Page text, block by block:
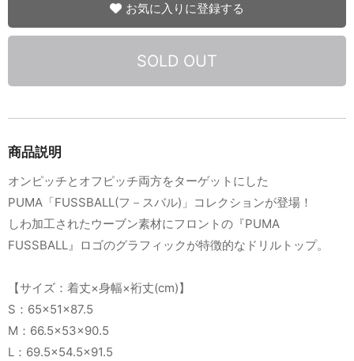
お気に入りに登録する
SOLD OUT
商品説明
オンピッチとオフピッチ両方をターゲットにした
PUMA「FUSSBALL(フ－スバル)」コレクションが登場！
しわ加工されたウーブン素材にフロントの『PUMA
FUSSBALL』ロゴのグラフィックが特徴的なドリルトップ。
【サイズ：着丈×身幅×裄丈(cm)】
S：65×51×87.5
M：66.5×53×90.5
L：69.5×54.5×91.5